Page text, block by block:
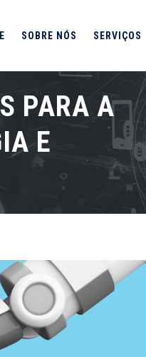
SOBRE NÓS SERVIÇOS
PARA A
E